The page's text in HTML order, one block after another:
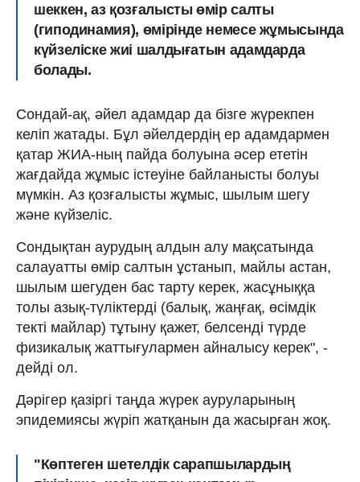
шеккен, аз қозғалысты өмір салты
(гиподинамия), өмірінде немесе жұмысында
күйзеліске жиі шалдығатын адамдарда
болады.
Сондай-ақ, әйел адамдар да бізге жүрекпен
келіп жатады. Бұл әйелдердің ер адамдармен
қатар ЖИА-ның пайда болуына әсер ететін
жағдайда жұмыс істеуіне байланысты болуы
мүмкін. Аз қозғалысты жұмыс, шылым шегу
және күйзеліс.
Сондықтан аурудың алдын алу мақсатында
салауатты өмір салтын ұстанып, майлы астан,
шылым шегуден бас тарту керек, жасұныққа
толы азық-түліктерді (балық, жаңғақ, өсімдік
текті майлар) тұтыну қажет, белсенді түрде
физикалық жаттығулармен айналысу керек", -
дейді ол.
Дәрігер қазіргі таңда жүрек ауруларының
эпидемиясы жүріп жатқанын да жасырған жоқ.
"Көптеген шетелдік сарапшылардың